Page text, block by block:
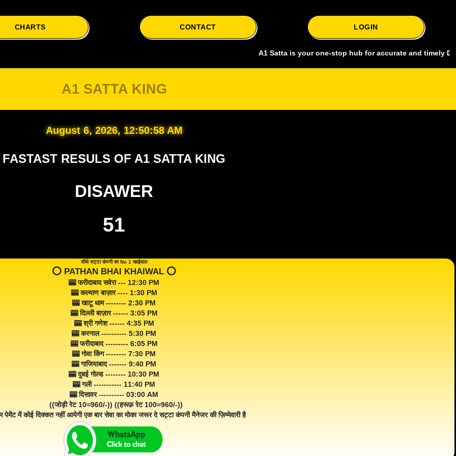
CHARTS CONTACT LOGIN
A1 Satta is your one-stop hub for accurate and timely Delhi
A1 SATTA KING
August 6, 2026, 12:50:59 AM
FASTAST RESULS OF A1 SATTA KING
DISAWER
51
सीधे सट्टा कंपनी का No 1 खाईवाल
⭕️ PATHAN BHAI KHAIWAL ⭕️
🎰 फरीदाबाद सवेरा --- 12:30 PM
🎰 कल्याण बाज़ार ---- 1:30 PM
🎰 खाटू धाम -------- 2:30 PM
🎰 दिल्ली बाज़ार ------ 3:05 PM
🎰 श्री गणेश ------ 4:35 PM
🎰 करनाल ---------- 5:30 PM
🎰 फरीदाबाद --------- 6:05 PM
🎰 गोवा किंग -------- 7:30 PM
🎰 गाजियाबाद ------- 9:40 PM
🎰 दुबई गोल्ड -------- 10:30 PM
🎰 गली ----------- 11:40 PM
🎰 दिसावर ---------- 03:00 AM
((जोड़ी रेट 10=960/-)) ((हरूफ़ रेट 100=960/-))
पेमेंट में कोई दिक्कत नहीं आयेगी एक बार सेवा का मोका जरूर दे सट्टा कंपनी मैनेजर की ज़िम्मेवारी है